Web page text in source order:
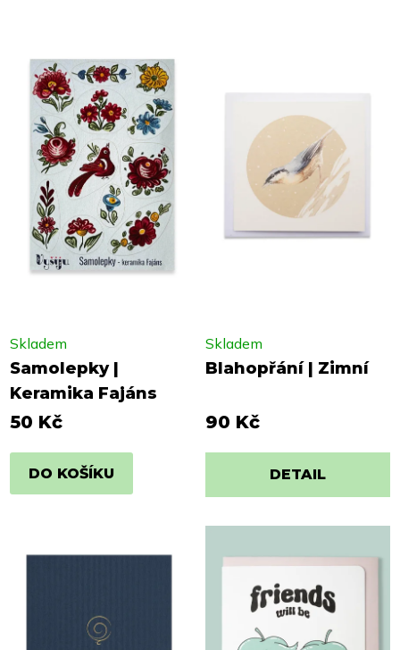
Samolepky |
Keramika Fajáns
Skladem
50 Kč
DO KOŠÍKU
Blahopřání | Zimní
Skladem
90 Kč
DETAIL